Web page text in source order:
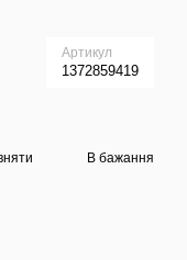
Артикул
1372859419
В бажання